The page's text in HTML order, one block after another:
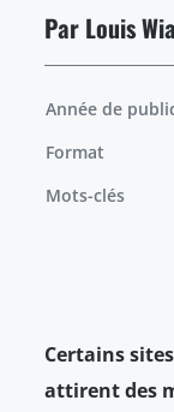
Par Louis
Année de
Format
Mots-clés
Certains
attirent des